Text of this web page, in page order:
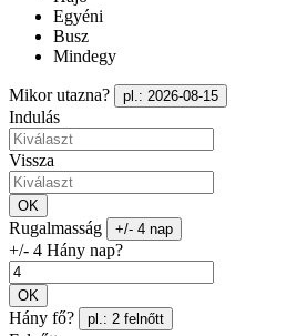
Egyéni
Busz
Mindegy
Mikor utazna? pl.: 2026-08-15
Indulás
Vissza
OK
Rugalmasság +/- 4 nap
+/- 4 Hány nap?
OK
Hány fő? pl.: 2 felnőtt